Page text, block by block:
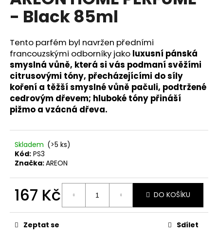
z
hvězdiček.
- Black 85ml
Tento parfém byl navržen předními
francouzskými odborníky jako luxusní pánská
smyslná vůně, která si vás podmaní svěžími
citrusovými tóny, přecházejícími do síly
koření a těžší smyslné vůně pačuli, podtržené
cedrovým dřevem; hluboké tóny přináší
pižmo a vzácná dřeva.
Skladem (>5 ks)
Kód: PS3
Značka:AREON
167 Kč
cena:
DO KOŠÍKU
Zeptat se Sdílet
a
í
t
?
HLEDAT
D
o
p
o
u
č
u